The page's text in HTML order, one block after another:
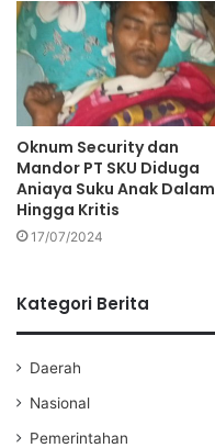
Oknum Security dan
Mandor PT SKU Diduga
Aniaya Suku Anak Dalam
Hingga Kritis
17/07/2024
Kategori Berita
Daerah
Nasional
Pemerintahan